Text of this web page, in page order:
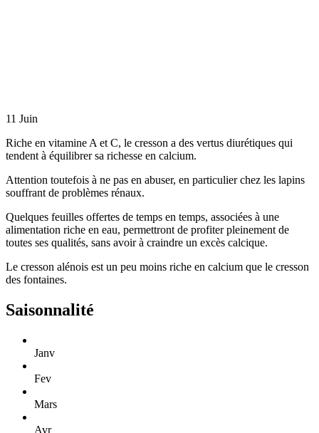
11 Juin
Riche en vitamine A et C, le cresson a des vertus diurétiques qui
tendent à équilibrer sa richesse en calcium.
Attention toutefois à ne pas en abuser, en particulier chez les lapins
souffrant de problèmes rénaux.
Quelques feuilles offertes de temps en temps, associées à une
alimentation riche en eau, permettront de profiter pleinement de
toutes ses qualités, sans avoir à craindre un excès calcique.
Le cresson alénois est un peu moins riche en calcium que le cresson
des fontaines.
Saisonnalité
Janv
Fev
Mars
Avr